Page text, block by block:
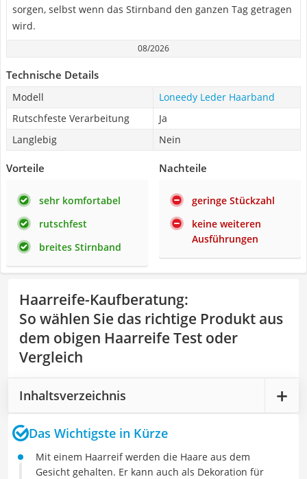
sorgen, selbst wenn das Stirnband den ganzen Tag getragen
wird.
08/2026
Technische Details
Modell
Loneedy Leder Haarband
Rutschfeste Verarbeitung
Ja
Langlebig
Nein
Vorteile
sehr komfortabel
rutschfest
breites Stirnband
Nachteile
geringe Stückzahl
keine weiteren
Ausführungen
Haarreife-Kaufberatung:
So wählen Sie das richtige Produkt aus
dem obigen Haarreife Test oder
Vergleich
Inhaltsverzeichnis
Das Wichtigste in Kürze
Mit einem Haarreif werden die Haare aus dem
Gesicht gehalten. Er kann auch als Dekoration für